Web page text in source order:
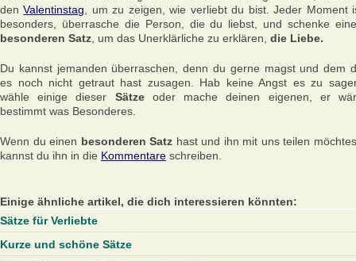
denValentinstag , um zu zeigen, wie verliebt du bist. Jeder Moment
besonders, überrasche die Person, die du liebst, und schenke
besonderen Satz , um das Unerklärliche zu erklären, die Liebe.
Du kannst jemanden überraschen, denn du gerne magst und dem
es noch nicht getraut hast zusagen. Hab keine Angst es zu
wähle einige dieser Sätzeoder mache deinen eigenen, er
bestimmt was Besonderes.
Wenn du einen besonderen Satz hast und ihn mit uns teilen
kannst du ihn in die Kommentare schreiben.
Einige ähnliche artikel, die dich interessieren könnten:
Sätze für Verliebte
Kurze und schöne Sätze